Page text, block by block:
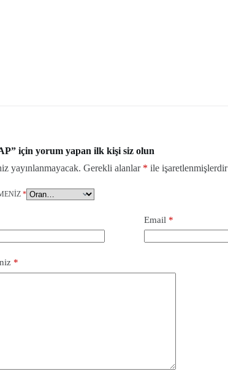
için yorum yapan ilk kişi siz olun
yayınlanmayacak. Gerekli alanlar * ile işaretlenmişlerdir
*
Email *
*